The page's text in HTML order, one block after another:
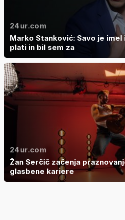
24ur.com
Marko Stanković: Savo je
plati in bil sem za
24ur.com
Žan Serčič začenja
glasbene kariere